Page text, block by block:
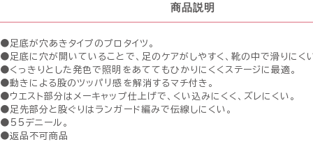
商品説明
●足底が穴あきタイプのプロタイツ。
●足底に穴が開いていることで、足のケアがしやすく、靴の中で滑りにく
●くっきりとした発色で照明をあててもひかりにくくステージに最適。
●動きによる股のツッパリ感を解消するマチ付き。
●ウエスト部分はメーキャップ仕上げで、くい込みにくく、ズレにくい。
●足先部分と股ぐりはランガード編みで伝線しにくい。
●55デニール。
●返品不可商品